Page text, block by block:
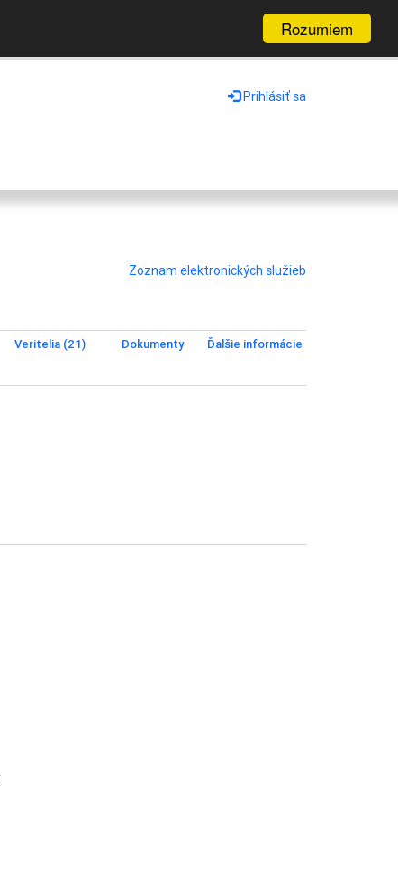
Rozumiem
Prihlásiť sa
Zoznam elektronických služieb
Veritelia (21) Dokumenty Ďalšie informácie